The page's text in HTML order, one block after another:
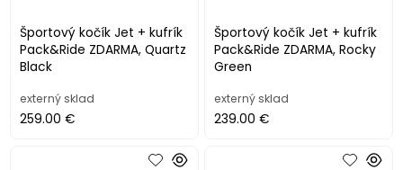
Športový kočík Jet + kufrík
Pack&Ride ZDARMA, Quartz
Black
externý sklad
259.00 €
Športový kočík Jet + kufrík
Pack&Ride ZDARMA, Rocky
Green
externý sklad
239.00 €